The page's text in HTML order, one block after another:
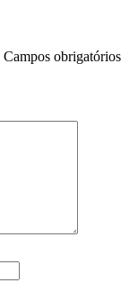
Campos obrigatórios